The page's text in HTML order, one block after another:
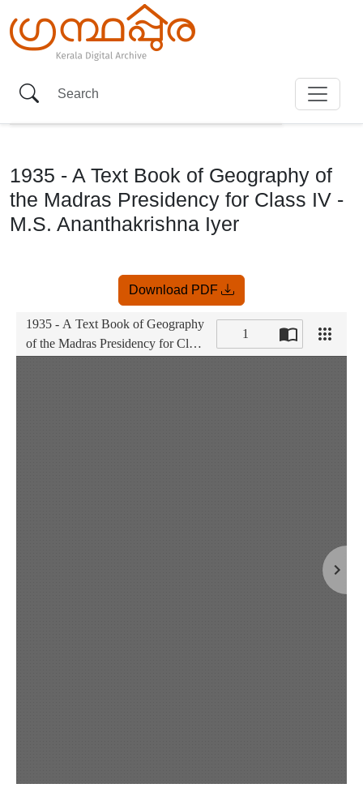
1935 - A Text Book of Geography of
the Madras Presidency for Class IV -
M.S. Ananthakrishna Iyer
Download PDF